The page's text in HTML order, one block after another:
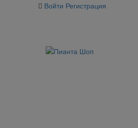
Войти Регистрация